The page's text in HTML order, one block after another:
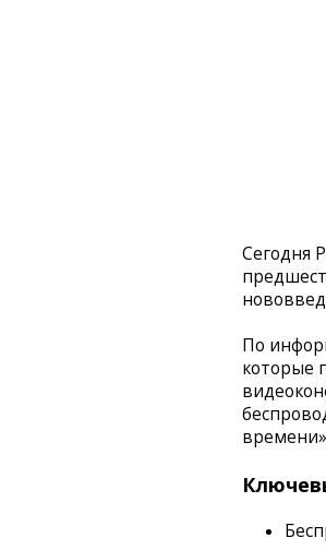
Сегодня
По
которые